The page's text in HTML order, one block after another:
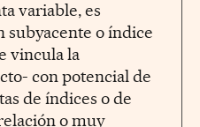
variable, es
o índice
vincula la
con potencial de
de índices o de
o muy